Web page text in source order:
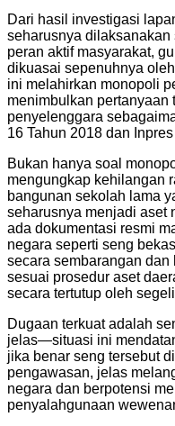
Dari hasil investigasi
seharusnya
peran aktif masyarakat,
dikuasai sepenuhnya
ini melahirkan monopoli
menimbulkan pertanyaan
penyelenggara
16 Tahun 2018 dan
Bukan hanya soal
mengungkap kehilangan
bangunan sekolah lama
seharusnya menjadi aset
ada dokumentasi resmi
negara seperti seng
secara sembarangan
sesuai prosedur aset
secara tertutup oleh
Dugaan terkuat adalah
jelas—situasi ini
jika benar seng tersebut
pengawasan, jelas
negara dan berpotensi
penyalahgunaan